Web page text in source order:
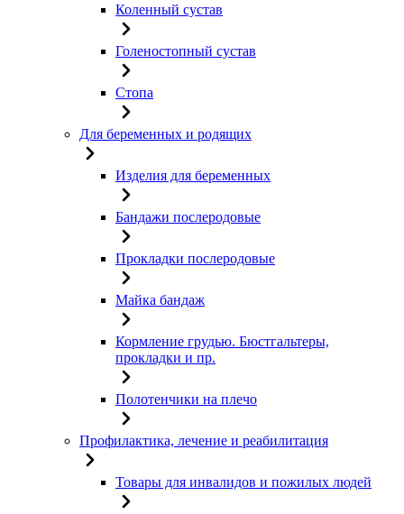
Коленный сустав
Голеностопный сустав
Стопа
Для беременных и родящих
Изделия для беременных
Бандажи послеродовые
Прокладки послеродовые
Майка бандаж
Кормление грудью. Бюстгальтеры,
прокладки и пр.
Полотенчики на плечо
Профилактика, лечение и реабилитация
Товары для инвалидов и пожилых людей